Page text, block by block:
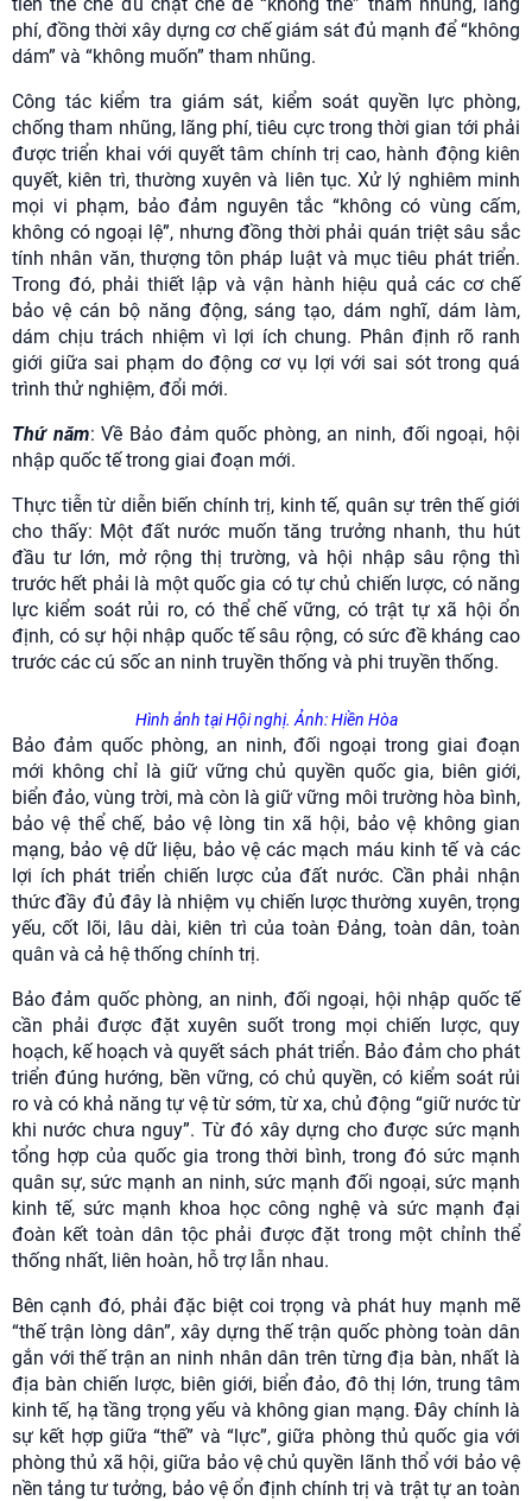
phí, đồng thời xây dựng cơ chế giám sát đủ mạnh để “không
dám” và “không muốn” tham nhũng.
Công tác kiểm tra giám sát, kiểm soát quyền lực phòng,
chống tham nhũng, lãng phí, tiêu cực trong thời gian tới phải
được triển khai với quyết tâm chính trị cao, hành động kiên
quyết, kiên trì, thường xuyên và liên tục. Xử lý nghiêm minh
mọi vi phạm, bảo đảm nguyên tắc “không có vùng cấm,
không có ngoại lệ”, nhưng đồng thời phải quán triệt sâu sắc
tính nhân văn, thượng tôn pháp luật và mục tiêu phát triển.
Trong đó, phải thiết lập và vận hành hiệu quả các cơ chế
bảo vệ cán bộ năng động, sáng tạo, dám nghĩ, dám làm,
dám chịu trách nhiệm vì lợi ích chung. Phân định rõ ranh
giới giữa sai phạm do động cơ vụ lợi với sai sót trong quá
trình thử nghiệm, đổi mới.
Thứ năm: Về Bảo đảm quốc phòng, an ninh, đối ngoại, hội
nhập quốc tế trong giai đoạn mới.
Thực tiễn từ diễn biến chính trị, kinh tế, quân sự trên thế giới
cho thấy: Một đất nước muốn tăng trưởng nhanh, thu hút
đầu tư lớn, mở rộng thị trường, và hội nhập sâu rộng thì
trước hết phải là một quốc gia có tự chủ chiến lược, có năng
lực kiểm soát rủi ro, có thể chế vững, có trật tự xã hội ổn
định, có sự hội nhập quốc tế sâu rộng, có sức đề kháng cao
trước các cú sốc an ninh truyền thống và phi truyền thống.
Hình ảnh tại Hội nghị. Ảnh: Hiền Hòa
Bảo đảm quốc phòng, an ninh, đối ngoại trong giai đoạn
mới không chỉ là giữ vững chủ quyền quốc gia, biên giới,
biển đảo, vùng trời, mà còn là giữ vững môi trường hòa bình,
bảo vệ thể chế, bảo vệ lòng tin xã hội, bảo vệ không gian
mạng, bảo vệ dữ liệu, bảo vệ các mạch máu kinh tế và các
lợi ích phát triển chiến lược của đất nước. Cần phải nhận
thức đầy đủ đây là nhiệm vụ chiến lược thường xuyên, trọng
yếu, cốt lõi, lâu dài, kiên trì của toàn Đảng, toàn dân, toàn
quân và cả hệ thống chính trị.
Bảo đảm quốc phòng, an ninh, đối ngoại, hội nhập quốc tế
cần phải được đặt xuyên suốt trong mọi chiến lược, quy
hoạch, kế hoạch và quyết sách phát triển. Bảo đảm cho phát
triển đúng hướng, bền vững, có chủ quyền, có kiểm soát rủi
ro và có khả năng tự vệ từ sớm, từ xa, chủ động “giữ nước từ
khi nước chưa nguy”. Từ đó xây dựng cho được sức mạnh
tổng hợp của quốc gia trong thời bình, trong đó sức mạnh
quân sự, sức mạnh an ninh, sức mạnh đối ngoại, sức mạnh
kinh tế, sức mạnh khoa học công nghệ và sức mạnh đại
đoàn kết toàn dân tộc phải được đặt trong một chỉnh thể
thống nhất, liên hoàn, hỗ trợ lẫn nhau.
Bên cạnh đó, phải đặc biệt coi trọng và phát huy mạnh mẽ
“thế trận lòng dân”, xây dựng thế trận quốc phòng toàn dân
gắn với thế trận an ninh nhân dân trên từng địa bàn, nhất là
địa bàn chiến lược, biên giới, biển đảo, đô thị lớn, trung tâm
kinh tế, hạ tầng trọng yếu và không gian mạng. Đây chính là
sự kết hợp giữa “thế” và “lực”, giữa phòng thủ quốc gia với
phòng thủ xã hội, giữa bảo vệ chủ quyền lãnh thổ với bảo vệ
nền tảng tư tưởng, bảo vệ ổn định chính trị và trật tự an toàn